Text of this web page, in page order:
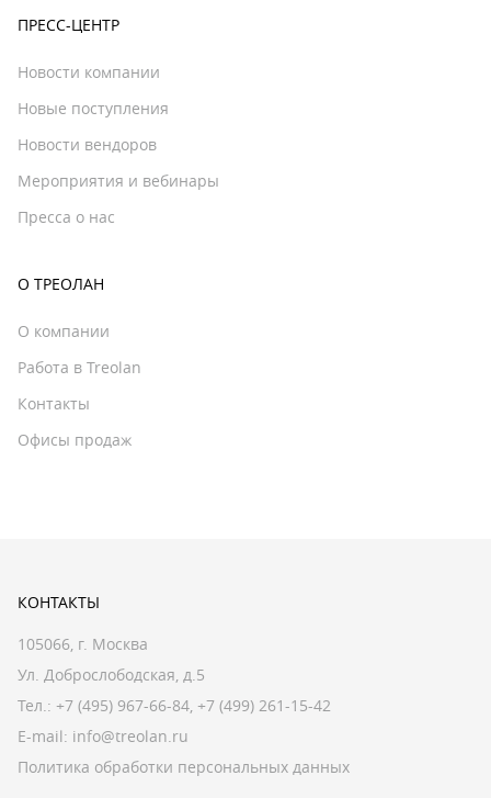
ПРЕСС-ЦЕНТР
Новости компании
Новые поступления
Новости вендоров
Мероприятия и вебинары
Пресса о нас
О ТРЕОЛАН
О компании
Работа в Treolan
Контакты
Офисы продаж
КОНТАКТЫ
105066, г. Москва
Ул. Доброслободская, д.5
Тел.: +7 (495) 967-66-84, +7 (499) 261-15-42
E-mail: info@treolan.ru
Политика обработки персональных данных